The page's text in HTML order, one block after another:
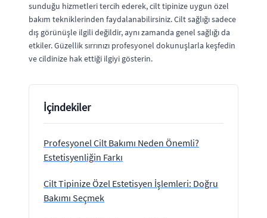
sunduğu hizmetleri tercih ederek, cilt tipinize uygun özel
bakım tekniklerinden faydalanabilirsiniz. Cilt sağlığı sadece
dış görünüşle ilgili değildir, aynı zamanda genel sağlığı da
etkiler. Güzellik sırrınızı profesyonel dokunuşlarla keşfedin
ve cildinize hak ettiği ilgiyi gösterin.
İçindekiler
Profesyonel Cilt Bakımı Neden Önemli?
Estetisyenliğin Farkı
Cilt Tipinize Özel Estetisyen İşlemleri: Doğru
Bakımı Seçmek